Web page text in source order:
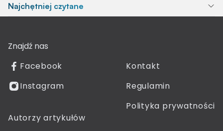
Najchętniej czytane
Znajdź nas
Facebook
Instagram
Kontakt
Regulamin
Polityka prywatności
Autorzy artykułów